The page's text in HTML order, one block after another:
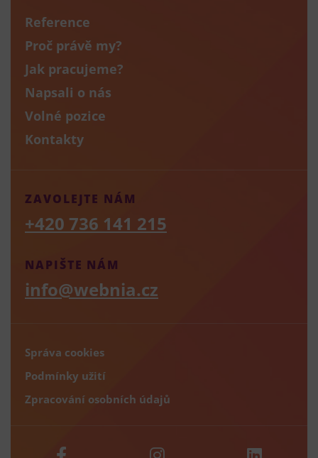
Reference
Proč právě my?
Jak pracujeme?
Napsali o nás
Volné pozice
Kontakty
NAPIŠTE NÁM
info@webnia.cz
ZAVOLEJTE NÁM
+420 736 141 215
Správa cookies
Podmínky užití
Zpracování osobních údajů